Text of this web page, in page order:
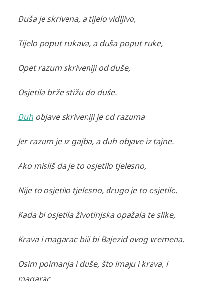
Duša je skrivena, a tijelo vidljivo,
Tijelo poput rukava, a duša poput ruke,
Opet razum skriveniji od duše,
Osjetila brže stižu do duše.
Duhobjave skriveniji je od razuma
Jer razum je iz gajba, a duh objave iz tajne.
Ako misliš da je to osjetilo tjelesno,
Nije to osjetilo tjelesno, drugo je to osjetilo.
Kada bi osjetila životinjska opažala te slike,
Krava i magarac bili bi Bajezid ovog vremena.
Osim poimanja i duše, što imaju i krava, i
magarac,